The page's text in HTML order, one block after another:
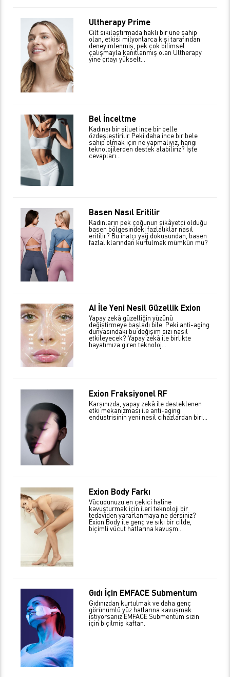
Ultherapy Prime
Cilt sıkılaştırmada haklı bir üne sahip
olan, etkisi milyonlarca kişi tarafından
deneyimlenmiş, pek çok bilimsel
çalışmayla kanıtlanmış olan Ultherapy
yine çıtayı yükselt...
Bel İnceltme
Kadınsı bir siluet ince bir belle
özdeşleştirilir. Peki daha ince bir bele
sahip olmak için ne yapmalıyız, hangi
teknolojilerden destek alabiliriz? İşte
cevapları…
Basen Nasıl Eritilir
Kadınların pek çoğunun şikâyetçi olduğu
basen bölgesindeki fazlalıklar nasıl
eritilir? Bu inatçı yağ dokusundan, basen
fazlalıklarından kurtulmak mümkün mü?
AI İle Yeni Nesil Güzellik Exion
Yapay zekâ güzelliğin yüzünü
değiştirmeye başladı bile. Peki anti-aging
dünyasındaki bu değişim sizi nasıl
etkileyecek? Yapay zekâ ile birlikte
hayatımıza giren teknoloj...
Exion Fraksiyonel RF
Karşınızda, yapay zekâ ile desteklenen
etki mekanizması ile anti-aging
endüstrisinin yeni nesil cihazlardan biri…
Exion Body Farkı
Vücudunuzu en çekici haline
kavuşturmak için ileri teknoloji bir
tedaviden yararlanmaya ne dersiniz?
Exion Body ile genç ve sıkı bir cilde,
biçimli vücut hatlarına kavuşm...
Gıdı İçin EMFACE Submentum
Gıdınızdan kurtulmak ve daha genç
görünümlü yüz hatlarına kavuşmak
istiyorsanız EMFACE Submentum sizin
için biçilmiş kaftan.